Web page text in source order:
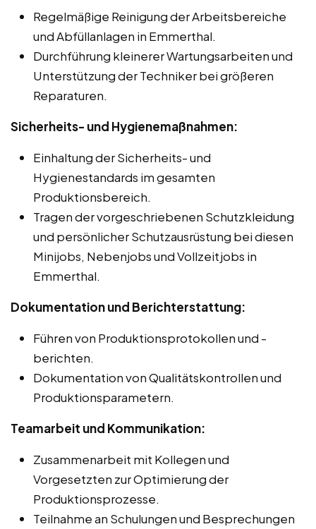
Regelmäßige Reinigung der Arbeitsbereiche
und Abfüllanlagen in Emmerthal.
Durchführung kleinerer Wartungsarbeiten und
Unterstützung der Techniker bei größeren
Reparaturen.
Sicherheits- und Hygienemaßnahmen:
Einhaltung der Sicherheits- und
Hygienestandards im gesamten
Produktionsbereich.
Tragen der vorgeschriebenen Schutzkleidung
und persönlicher Schutzausrüstung bei diesen
Minijobs, Nebenjobs und Vollzeitjobs in
Emmerthal.
Dokumentation und Berichterstattung:
Führen von Produktionsprotokollen und -
berichten.
Dokumentation von Qualitätskontrollen und
Produktionsparametern.
Teamarbeit und Kommunikation:
Zusammenarbeit mit Kollegen und
Vorgesetzten zur Optimierung der
Produktionsprozesse.
Teilnahme an Schulungen und Besprechungen